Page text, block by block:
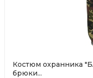
Костюм охранника
брюки...